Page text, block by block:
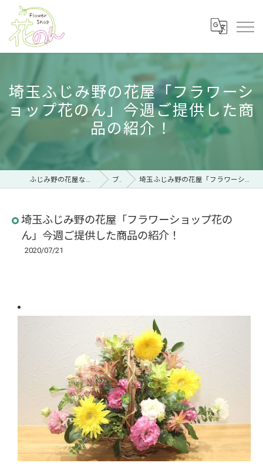
埼玉ふじみ野の花屋「フラワーシ
ョップ花のん」今週ご提供した商
品の紹介！
ふじみ野の花屋ならフラワーショップ 花のん ブログ 埼玉ふじみ野の花屋「フラワーショップ花のん」今週ご提供した商品の紹介！
埼玉ふじみ野の花屋「フラワーショップ花の
ん」今週ご提供した商品の紹介！
2020/07/21